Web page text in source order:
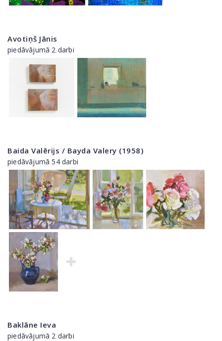
Avotiņš Jānis
piedāvājumā 2 darbi
Baida Valērijs / Bayda Valery (1958)
piedāvājumā 54 darbi
Baklāne Ieva
piedāvājumā 2 darbi